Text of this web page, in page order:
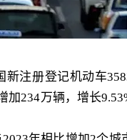
新注册登记机动车
234万辆，增长